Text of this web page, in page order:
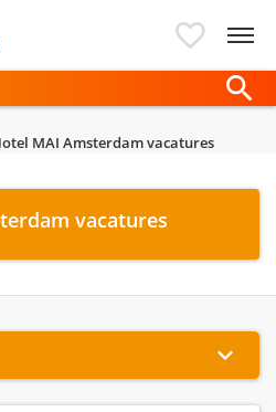
MAI Amsterdam vacatures
vacatures